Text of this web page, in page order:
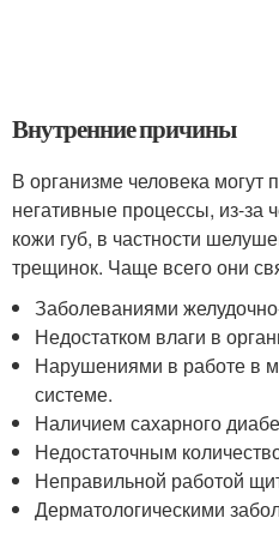
Внутренние причины
В организме человека могут
негативные процессы, из-за
кожи губ, в частности
трещинок. Чаще всего они
Заболеваниями
Недостатком влаги в
Нарушениями в работе в
системе.
Наличием сахарного
Недостаточным
Неправильной работой
Дерматологическими